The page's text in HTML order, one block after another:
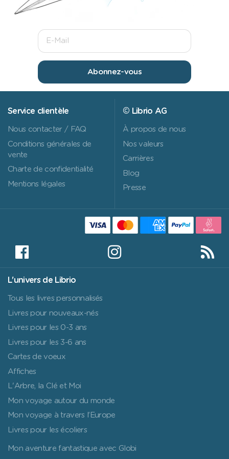
Abonnez-vous
Service clientèle
Nous contacter / FAQ
Conditions générales de
vente
Charte de confidentialité
Mentions légales
© Librio AG
À propos de nous
Nos valeurs
Carrières
Blog
Presse
L'univers de Librio
Tous les livres personnalisés
Livres pour nouveaux-nés
Livres pour les 0-3 ans
Livres pour les 3-6 ans
Cartes de voeux
Affiches
L'Arbre, la Clé et Moi
Mon voyage autour du monde
Mon voyage à travers l’Europe
Livres pour les écoliers
Mon aventure fantastique avec Globi